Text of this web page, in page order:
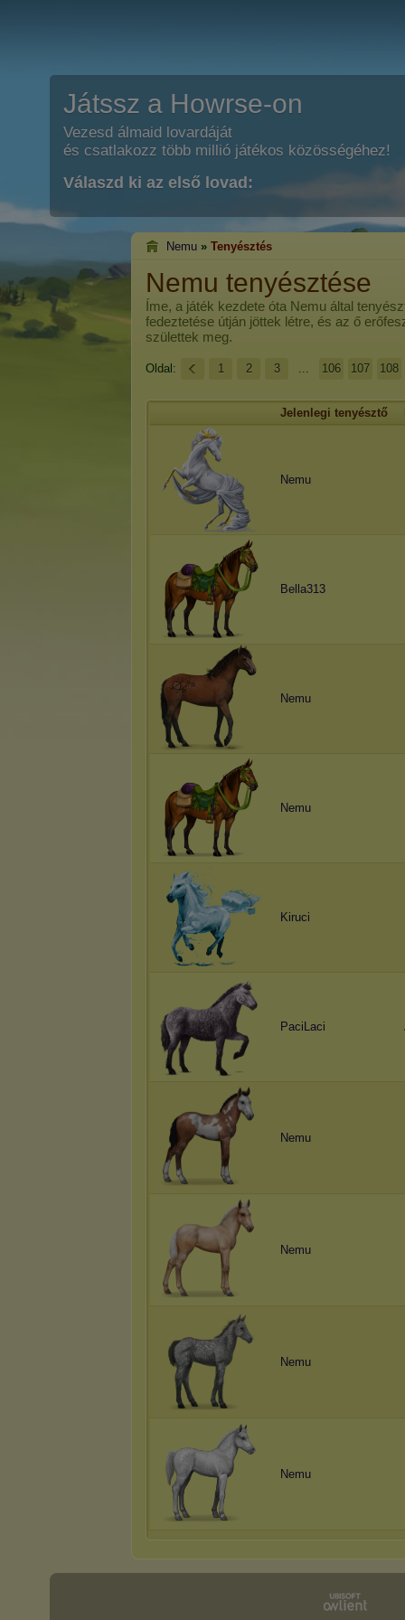
Játssz a Howrse-on
Vezesd álmaid lovardáját
és csatlakozz több millió játékos közösségéhez!
Válaszd ki az első lovad:
Nemu » Tenyésztés
Nemu tenyésztése
Íme, a játék kezdete óta Nemu által
fedeztetése útján jöttek létre, és az ő
születtek meg.
Oldal: 1 2 3 ... 106 107 108
Jelenlegi tenyésztő
Nemu
Bella313
Nemu
Nemu
Kiruci
PaciLaci
Nemu
Nemu
Nemu
Nemu